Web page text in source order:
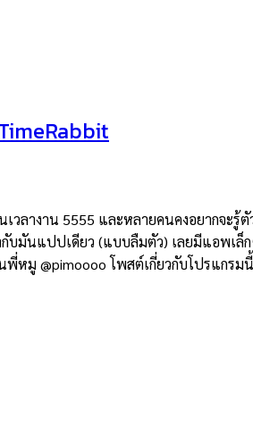
ลางาน 5555 และหลายคนคงอยากจะรู้
บมันแปปเดียว (แบบลืมตัว) เลยมีแอพเล็
หมู @pimoooo โพสต์เกี่ยวกับโปรแกร